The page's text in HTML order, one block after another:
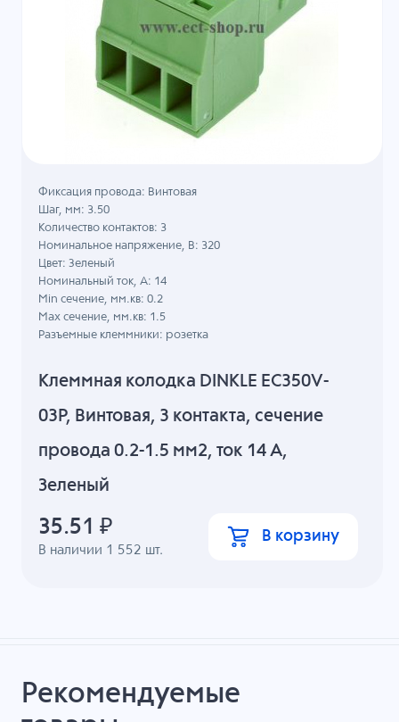
Клеммная колодка DINKLE EC350V-
03P, Винтовая, 3 контакта, сечение
провода 0.2-1.5 мм2, ток 14 A,
Зеленый
В наличии 1 552 шт.
Фиксация провода: Винтовая
Шаг, мм: 3.50
Количество контактов: 3
Номинальное напряжение, B: 320
Цвет: Зеленый
Номинальный ток, А: 14
Min сечение, мм.кв: 0.2
Max сечение, мм.кв: 1.5
Разъемные клеммники: розетка
35.51 ₽ В корзину
Рекомендуемые